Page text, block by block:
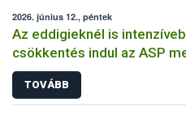
2026. június 12., péntek
Az eddigieknél is
csökkentés indul az ASP
TOVÁBB